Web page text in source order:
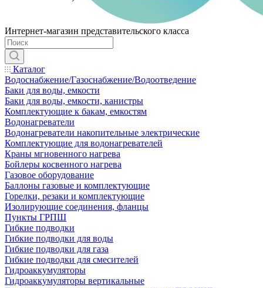
Интернет-магазин представительского класса
Каталог
Водоснабжение/Газоснабжение/Водоотведение
Баки для воды, емкости
Баки для воды, емкости, канистры
Комплектующие к бакам, емкостям
Водонагреватели
Водонагреватели накопительные электрические
Комплектующие для водонагревателей
Краны мгновенного нагрева
Бойлеры косвенного нагрева
Газовое оборудование
Баллоны газовые и комплектующие
Горелки, резаки и комплектующие
Изолирующие соединения, фланцы
Пункты ГРПШ
Гибкие подводки
Гибкие подводки для воды
Гибкие подводки для газа
Гибкие подводки для смесителей
Гидроаккумуляторы
Гидроаккумуляторы вертикальные